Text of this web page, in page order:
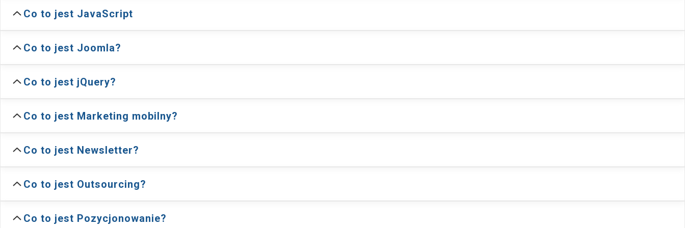
Co to jest JavaScript
Co to jest Joomla?
Co to jest jQuery?
Co to jest Marketing mobilny?
Co to jest Newsletter?
Co to jest Outsourcing?
Co to jest Pozycjonowanie?